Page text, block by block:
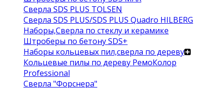
Сверла SDS PLUS TOLSEN
Сверла SDS PLUS/SDS PLUS Quadro HILBERG
Наборы,Сверла по стеклу и керамике
Штроберы по бетону SDS+
Наборы кольцевых пил,сверла по дереву
Кольцевые пилы по дереву РемоКолор
Professional
Сверла "Форснера"